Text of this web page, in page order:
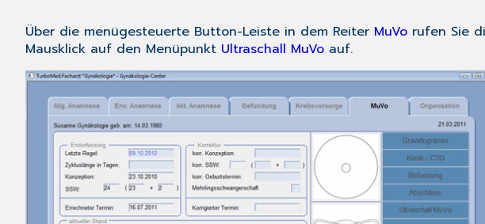
Über die menügesteuerte Button-Leiste in dem Reiter MuVo rufen Sie
Mausklick auf den Menüpunkt Ultraschall MuVo auf.